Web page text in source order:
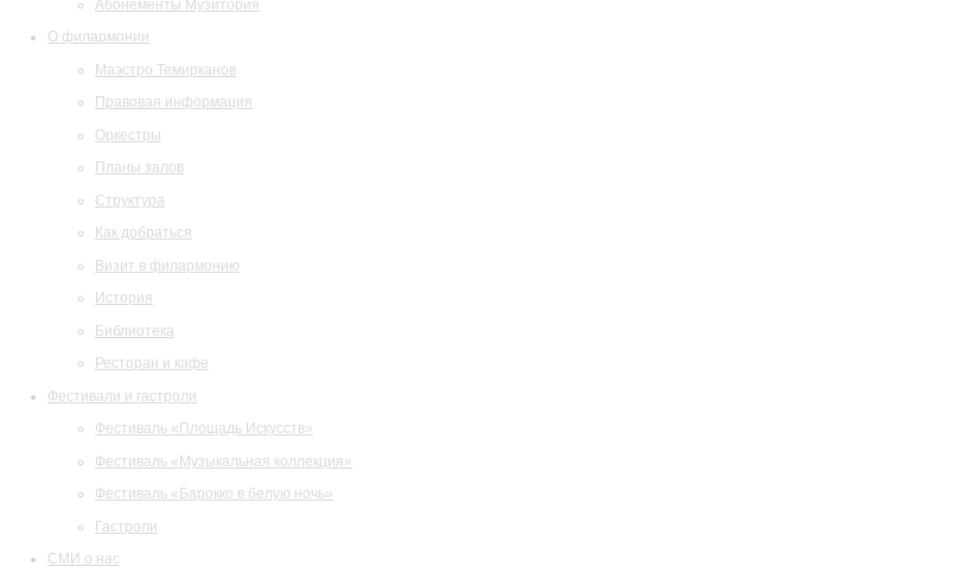
Абонементы Музитория
О филармонии
Маэстро Темирканов
Правовая информация
Оркестры
Планы залов
Структура
Как добраться
Визит в филармонию
История
Библиотека
Ресторан и кафе
Фестивали и гастроли
Фестиваль «Площадь Искусств»
Фестиваль «Музыкальная коллекция»
Фестиваль «Барокко в белую ночь»
Гастроли
СМИ о нас